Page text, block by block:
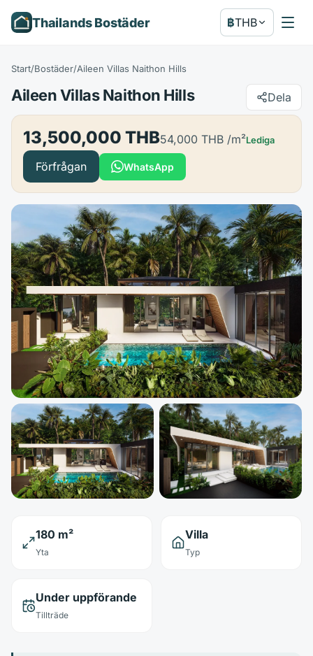
Thailands Bostäder ฿THB
Start/Bostäder/Aileen Villas Naithon Hills
Aileen Villas Naithon Hills Dela
13,500,000 THB54,000 THB /m²Lediga
Förfrågan WhatsApp
180 m²
Yta
Villa
Typ
Under uppförande
Tillträde